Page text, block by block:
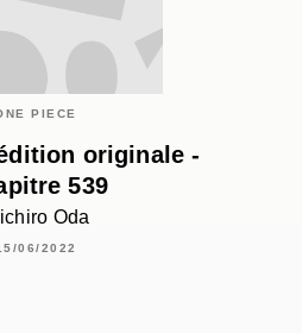
PIECE
originale -
539
Oda
06/2022